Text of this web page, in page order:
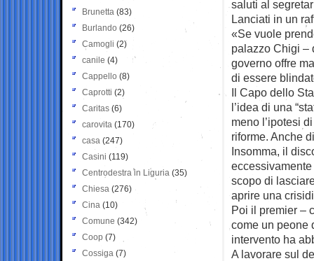
saluti al
Lanciati in un
«Se vuole
palazzo Chigi –
governo offre
di essere
Il Capo dello
l’idea di una
meno l’ipotesi
riforme. Anche
Insomma, il
scopo di
aprire una
Poi il premier –
come un peone
intervento ha
A lavorare sul
Brunetta (83)
Burlando (26)
Camogli (2)
canile (4)
Cappello (8)
Caprotti (2)
Caritas (6)
carovita (170)
casa (247)
Casini (119)
Centrodestra in Liguria (35)
Chiesa (276)
Cina (10)
Comune (342)
Coop (7)
Cossiga (7)